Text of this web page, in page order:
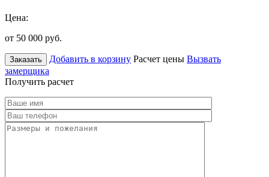
Цена:
от 50 000 руб.
Заказать Добавить в корзину Расчет цены Вызвать
замерщика
Получить расчет